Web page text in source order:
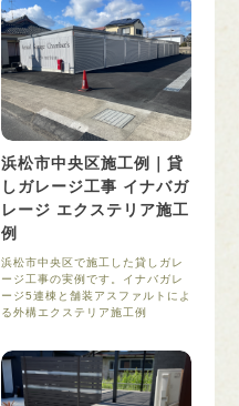
浜松市中央区施工例｜貸
しガレージ工事 イナバガ
レージ エクステリア施工
例
浜松市中央区で施工した貸しガレ
ージ工事の実例です。イナバガレ
ージ5連棟と舗装アスファルトによ
る外構エクステリア施工例